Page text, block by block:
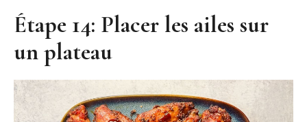
Étape 14: Placer les ailes sur
un plateau